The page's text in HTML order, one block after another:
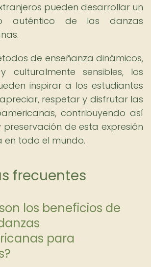
pueden desarrollar un
auténtico de las danzas
de enseñanza dinámicos,
culturalmente sensibles, los
inspirar a los estudiantes
respetar y disfrutar las
contribuyendo así
de esta expresión
en todo el mundo.
frecuentes
los beneficios de
para